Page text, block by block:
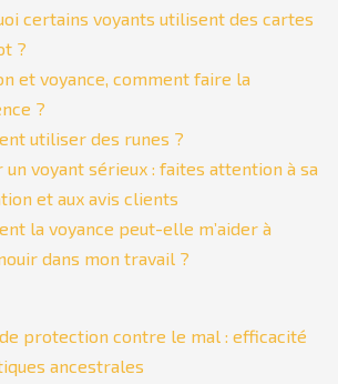
certains voyants utilisent des cartes
?
et voyance, comment faire la
?
utiliser des runes ?
un voyant sérieux : faites attention à sa
et aux avis clients
la voyance peut-elle m’aider à
dans mon travail ?
protection contre le mal : efficacité
ancestrales